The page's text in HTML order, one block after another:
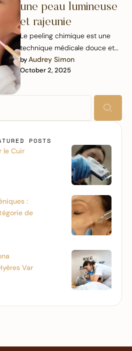
une peau lumineuse
et rajeunie
Le peeling chimique est une
technique médicale douce et
efficace qui permet de
resurfaçer la peau pour révéler
…
by Audrey Simon
October 2, 2025
POSTS
le Cuir
:
de
Var